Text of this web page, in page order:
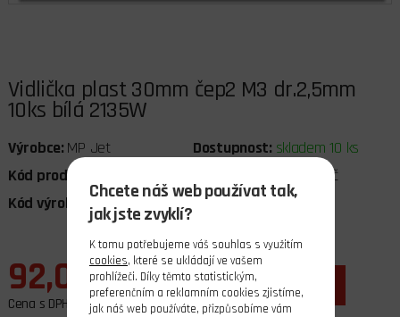
Vidlička plast 30mm čep2 M3 dr.2,5mm
10ks bílá 2135W
Výrobce: MP Jet Dostupnost: skladem 10 ks
Kód produktu:
76,03 Kč
Kód výrobce:MPJ.2135W DPH:21%
92,00 Kč
Cena s DPH
ks do košíku
Chcete náš web používat tak,
jak jste zvyklí?
K tomu potřebujeme váš souhlas s využitím
cookies, které se ukládají ve vašem
prohlížeči. Díky těmto statistickým,
preferenčním a reklamním cookies zjistíme,
jak náš web používáte, přizpůsobíme vám